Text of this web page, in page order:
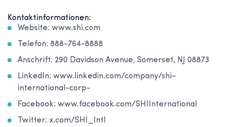
Kontaktinformationen:
Website: www.shi.com
Telefon: 888-764-8888
Anschrift: 290 Davidson Avenue, Somerset, NJ 08873
LinkedIn: www.linkedin.com/company/shi-
international-corp-
Facebook: www.facebook.com/SHIInternational
Twitter: x.com/SHI_Intl